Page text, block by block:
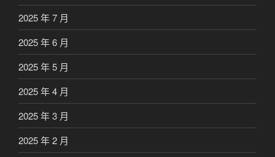
2025 年 7 月
2025 年 6 月
2025 年 5 月
2025 年 4 月
2025 年 3 月
2025 年 2 月